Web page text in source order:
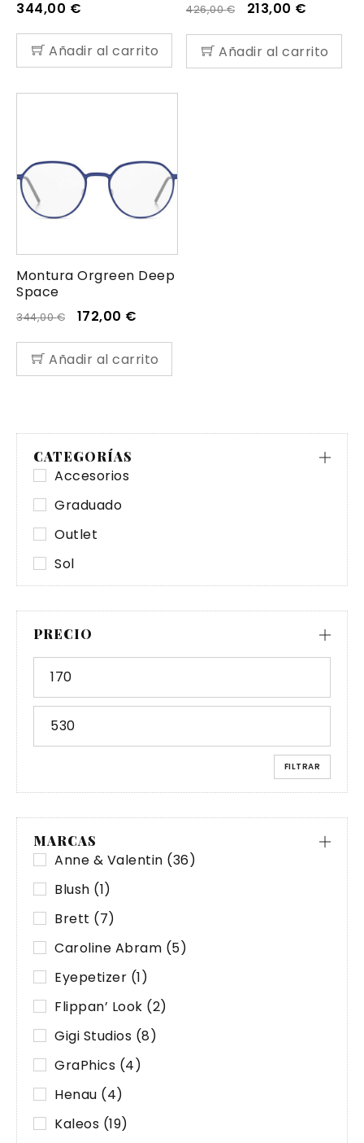
CATEGORÍAS
Accesorios
Graduado
Outlet
Sol
PRECIO
FILTRAR
MARCAS
Anne & Valentin (36)
Blush (1)
Brett (7)
Caroline Abram (5)
Eyepetizer (1)
Flippan’ Look (2)
Gigi Studios (8)
GraPhics (4)
Henau (4)
Kaleos (19)
344,00 €
Añadir al carrito
426,00€ 213,00 €
Añadir al carrito
Montura Orgreen Deep
Space
344,00€ 172,00 €
Añadir al carrito